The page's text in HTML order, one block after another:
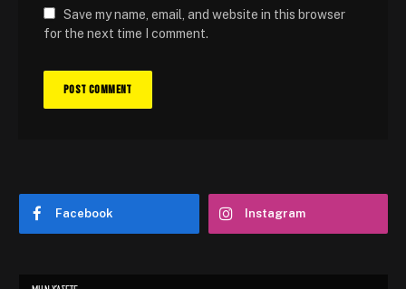
Save my name, email, and website in this browser
for the next time I comment.
Facebook Instagram